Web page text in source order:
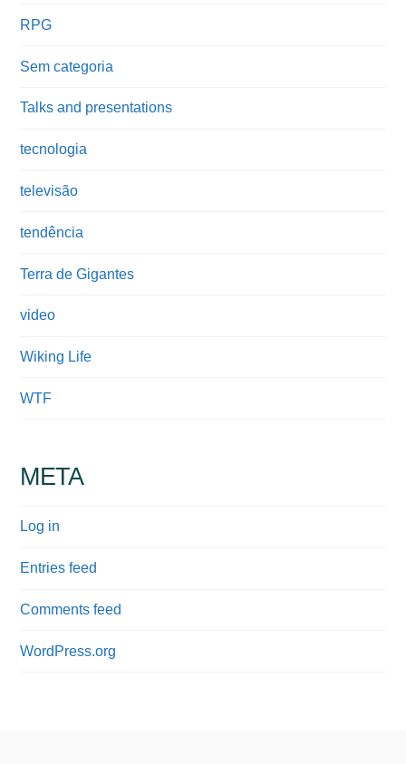
RPG
Sem categoria
Talks and presentations
tecnologia
televisão
tendência
Terra de Gigantes
video
Wiking Life
WTF
META
Log in
Entries feed
Comments feed
WordPress.org